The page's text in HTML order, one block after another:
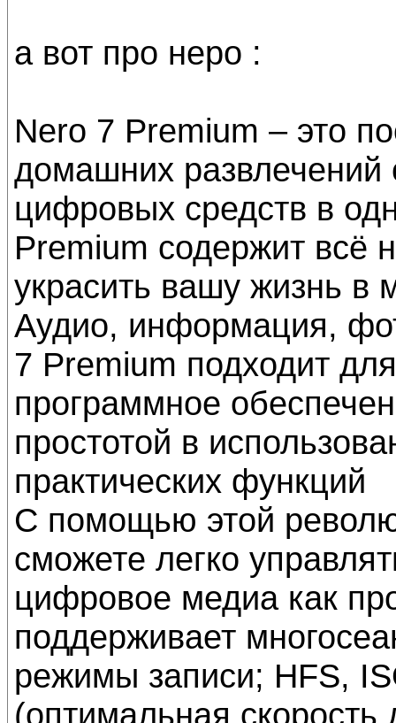
а вот про неро :
Nero 7 Premium – это
домашних развлечений
цифровых средств в
Premium содержит всё
украсить вашу жизнь в
Аудио, информация,
7 Premium подходит
программное
простотой в
практических функций
С помощью этой
сможете легко
цифровое медиа как
поддерживает
режимы записи; HFS,
(оптимальная